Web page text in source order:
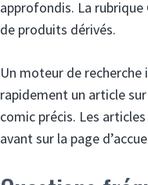
approfondis. La rubrique
de produits dérivés.
Un moteur de
rapidement un article
comic précis. Les
avant sur la page